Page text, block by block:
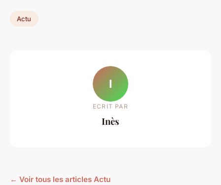
Actu
I
ECRIT PAR
Inès
← Voir tous les articles Actu